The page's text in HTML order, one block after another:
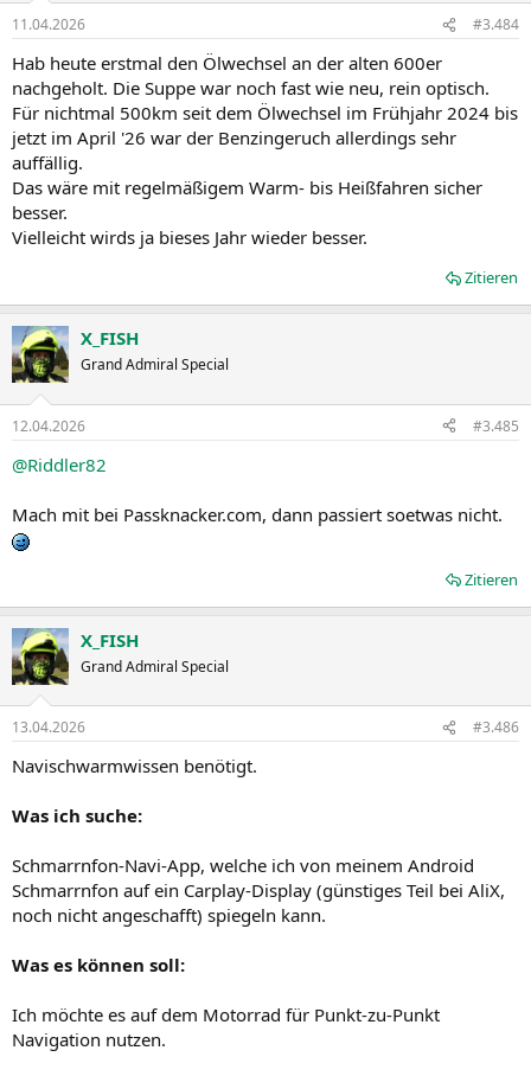
e
:
11.04.2026 #3.484
Hab heute erstmal den Ölwechsel an der alten 600er
nachgeholt. Die Suppe war noch fast wie neu, rein optisch.
Für nichtmal 500km seit dem Ölwechsel im Frühjahr 2024 bis
jetzt im April '26 war der Benzingeruch allerdings sehr
auffällig.
Das wäre mit regelmäßigem Warm- bis Heißfahren sicher
besser.
Vielleicht wirds ja bieses Jahr wieder besser.
Zitieren
X_FISH
Grand Admiral Special
12.04.2026 #3.485
@Riddler82
Mach mit bei Passknacker.com, dann passiert soetwas nicht.
Zitieren
X_FISH
Grand Admiral Special
13.04.2026 #3.486
Navischwarmwissen benötigt.
Was ich suche:
Schmarrnfon-Navi-App, welche ich von meinem Android
Schmarrnfon auf ein Carplay-Display (günstiges Teil bei AliX,
noch nicht angeschafft) spiegeln kann.
Was es können soll:
Ich möchte es auf dem Motorrad für Punkt-zu-Punkt
Navigation nutzen.